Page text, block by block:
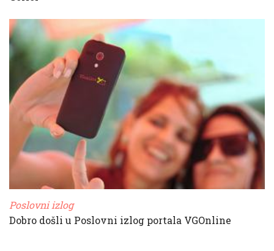
Poslovni izlog
Dobro došli u Poslovni izlog portala VGOnline